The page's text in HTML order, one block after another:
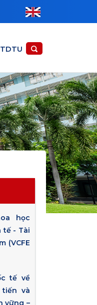
học
tế - Tài
(VCFE
tế về
và
vững –